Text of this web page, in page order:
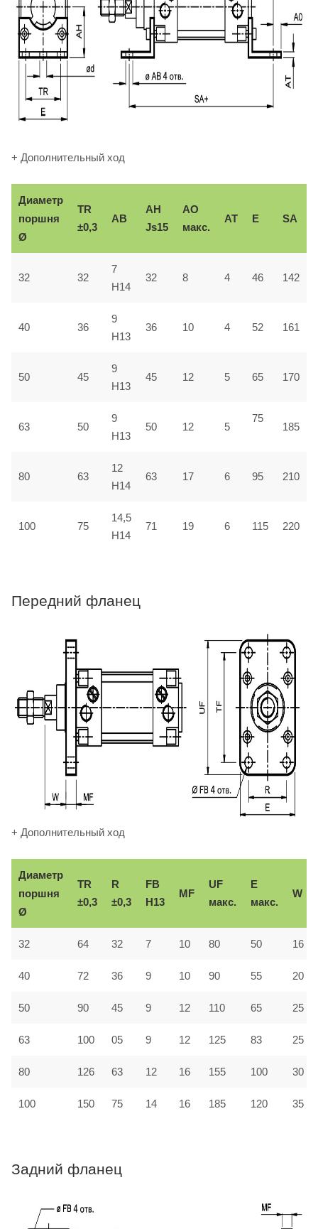
+ Дополнительный ход
Диаметр
поршня
Ø
TR
±0,3
AB
AH
Js15
AO
макс.
AT E SA
32 32
7
H14
32 8 4 46 142
40 36
9
H13
36 10 4 52 161
50 45
9
H13
45 12 5 65 170
63 50
9
H13
50 12 5
75
185
80 63
12
H14
63 17 6 95 210
100 75
14,5
H14
71 19 6 115 220
Передний фланец
+ Дополнительный ход
Диаметр
поршня
Ø
TR
±0,3
R
±0,3
FB
H13
MF
UF
макс.
E
макс.
W
32 64 32 7 10 80 50 16
40 72 36 9 10 90 55 20
50 90 45 9 12 110 65 25
63 100 05 9 12 125 83 25
80 126 63 12 16 155 100 30
100 150 75 14 16 185 120 35
Задний фланец